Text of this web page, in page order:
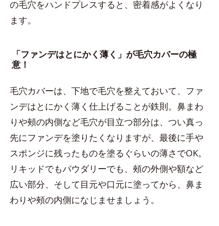
の毛穴をハンドプレスすると、密着感がよくなり
ます。
「ファンデはとにかく薄く」が毛穴カバーの極
意！
毛穴カバーは、下地で毛穴を整えておいて、ファ
ンデはとにかく薄く仕上げることが鉄則。鼻まわ
りや頰の内側など毛穴が目立つ部分は、つい真っ
先にファンデを塗りたくなりますが、最後に手や
スポンジに残ったものを塗るぐらいの薄さでOK。
リキッドでもパウダリーでも、頰の外側や額など
広い部分、そして目元や口元に塗ってから、鼻ま
わりや頰の内側になじませましょう。